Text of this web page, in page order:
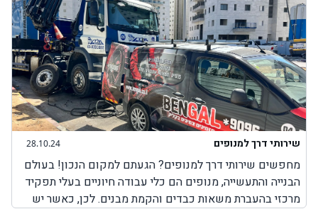
28.10.24 שירותי דרך למנופים
מחפשים שירותי דרך למנופים? הגעתם למקום הנכון! בעולם
הבנייה והתעשייה, מנופים הם כלי עבודה חיוניים בעלי תפקיד
מרכזי בהעברת משאות כבדים והקמת מבנים. לכן, כאשר יש